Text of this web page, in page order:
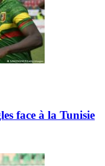
face à la Tunisie